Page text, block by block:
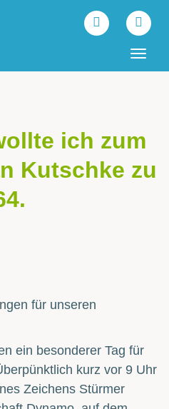
ich zum
Kutschke zu
für unseren
ein besonderer Tag für
kurz vor 9 Uhr
Zeichens Stürmer